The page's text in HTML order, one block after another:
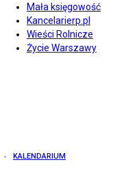
Mała księgowość
Kancelarierp.pl
Wieści Rolnicze
Życie Warszawy
KALENDARIUM